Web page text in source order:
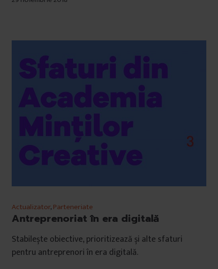
Actualizator,Parteneriate
Antreprenoriat în era digitală
Stabilește obiective, prioritizează și alte sfaturi
pentru antreprenori în era digitală.